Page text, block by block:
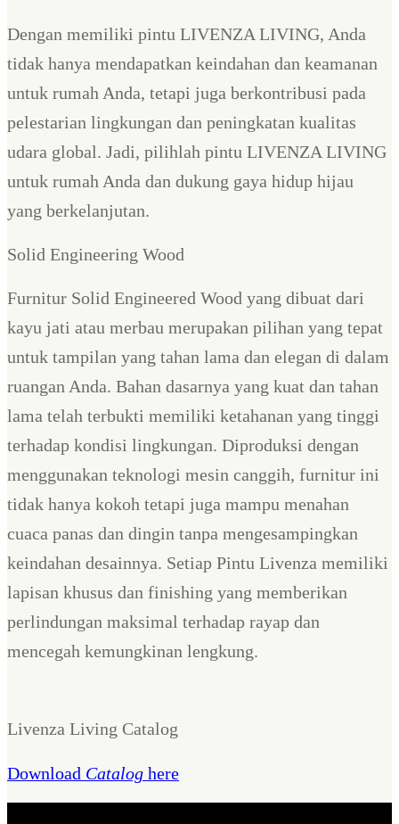
Dengan memiliki pintu LIVENZA LIVING, Anda
tidak hanya mendapatkan keindahan dan keamanan
untuk rumah Anda, tetapi juga berkontribusi pada
pelestarian lingkungan dan peningkatan kualitas
udara global. Jadi, pilihlah pintu LIVENZA LIVING
untuk rumah Anda dan dukung gaya hidup hijau
yang berkelanjutan.
Solid Engineering Wood
Furnitur Solid Engineered Wood yang dibuat dari
kayu jati atau merbau merupakan pilihan yang tepat
untuk tampilan yang tahan lama dan elegan di dalam
ruangan Anda. Bahan dasarnya yang kuat dan tahan
lama telah terbukti memiliki ketahanan yang tinggi
terhadap kondisi lingkungan. Diproduksi dengan
menggunakan teknologi mesin canggih, furnitur ini
tidak hanya kokoh tetapi juga mampu menahan
cuaca panas dan dingin tanpa mengesampingkan
keindahan desainnya. Setiap Pintu Livenza memiliki
lapisan khusus dan finishing yang memberikan
perlindungan maksimal terhadap rayap dan
mencegah kemungkinan lengkung.
Livenza Living Catalog
Download Catalog here